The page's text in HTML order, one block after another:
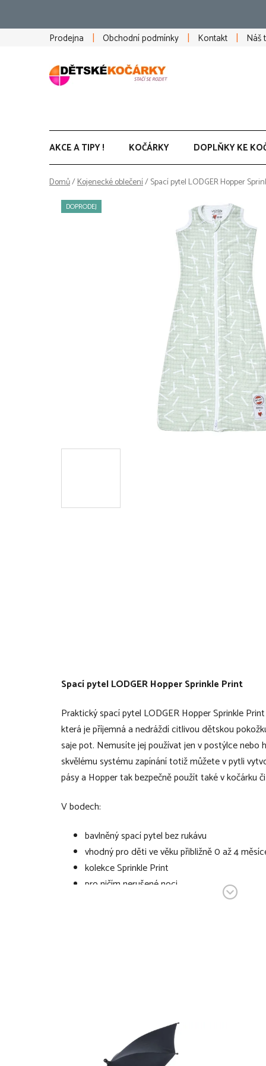
obsah
Prodejna
Obchodní podmínky Kontakt Náš
AKCE A TIPY ! KOČÁRKY DOPLŇKY KE
Domů/Kojenecké oblečení/Spací pytel LODGER Hopper
DOPRODEJ
Spací pytel LODGER Hopper Sprinkle Print
Praktický spací pytel LODGER Hopper Sprinkle
která je příjemná a nedráždí citlivou dětskou
saje pot. Nemusíte jej používat jen v postýlce nebo
skvělému systému zapínání totiž můžete v pytli
pásy a Hopper tak bezpečně použít také v kočárku
V bodech:
bavlněný spací pytel bez rukávu
vhodný pro děti ve věku přibližně 0 až 4
kolekce Sprinkle Print
pro ničím nerušené noci
dítě se nemůže zamotat či odkopat a je tak
zajišťuje optimální tepelný komfort bez
bezpečnostní pásy
Technické specifikace se mohou změnit bez